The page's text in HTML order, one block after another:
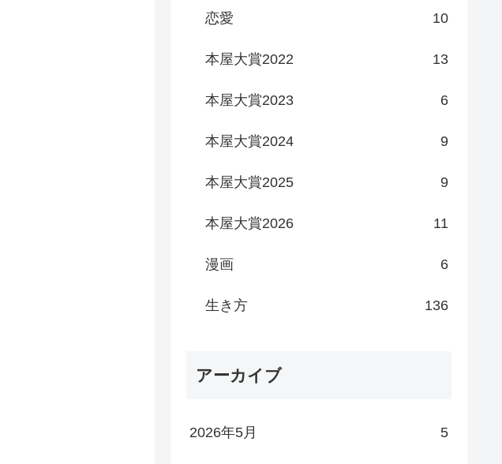
恋愛 10
本屋大賞2022 13
本屋大賞2023 6
本屋大賞2024 9
本屋大賞2025 9
本屋大賞2026 11
漫画 6
生き方 136
アーカイブ
2026年5月 5